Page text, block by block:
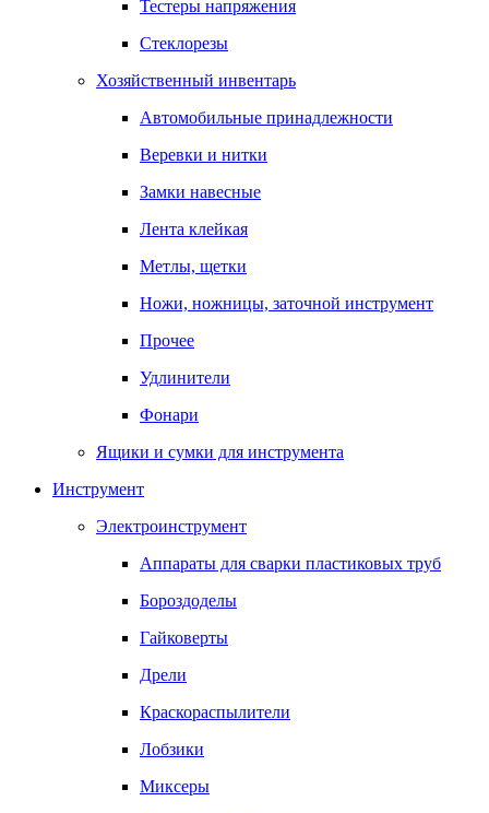
Тестеры напряжения
Стеклорезы
Хозяйственный инвентарь
Автомобильные принадлежности
Веревки и нитки
Замки навесные
Лента клейкая
Метлы, щетки
Ножи, ножницы, заточной инструмент
Прочее
Удлинители
Фонари
Ящики и сумки для инструмента
Инструмент
Электроинструмент
Аппараты для сварки пластиковых труб
Бороздоделы
Гайковерты
Дрели
Краскораспылители
Лобзики
Миксеры